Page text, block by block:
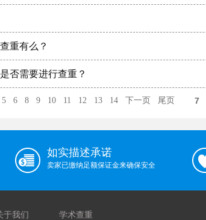
重有么？
否需要进行查重？
5 6 7
8 9 10 11 12 13 14 下一页 尾页
如实描述承诺
卖家已缴纳足额保证金来确保安全
于我们 学术查重